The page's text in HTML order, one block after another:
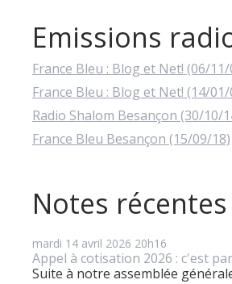
Emissions
France Bleu : Blog et Net! (06/11/
France Bleu : Blog et Net! (14/01/
Radio Shalom Besançon (30/10/
France Bleu Besançon (15/09/18)
Notes récentes
mardi 14 avril 2026 20h16
Appel à cotisation 2026 : c'est
Suite à notre assemblée